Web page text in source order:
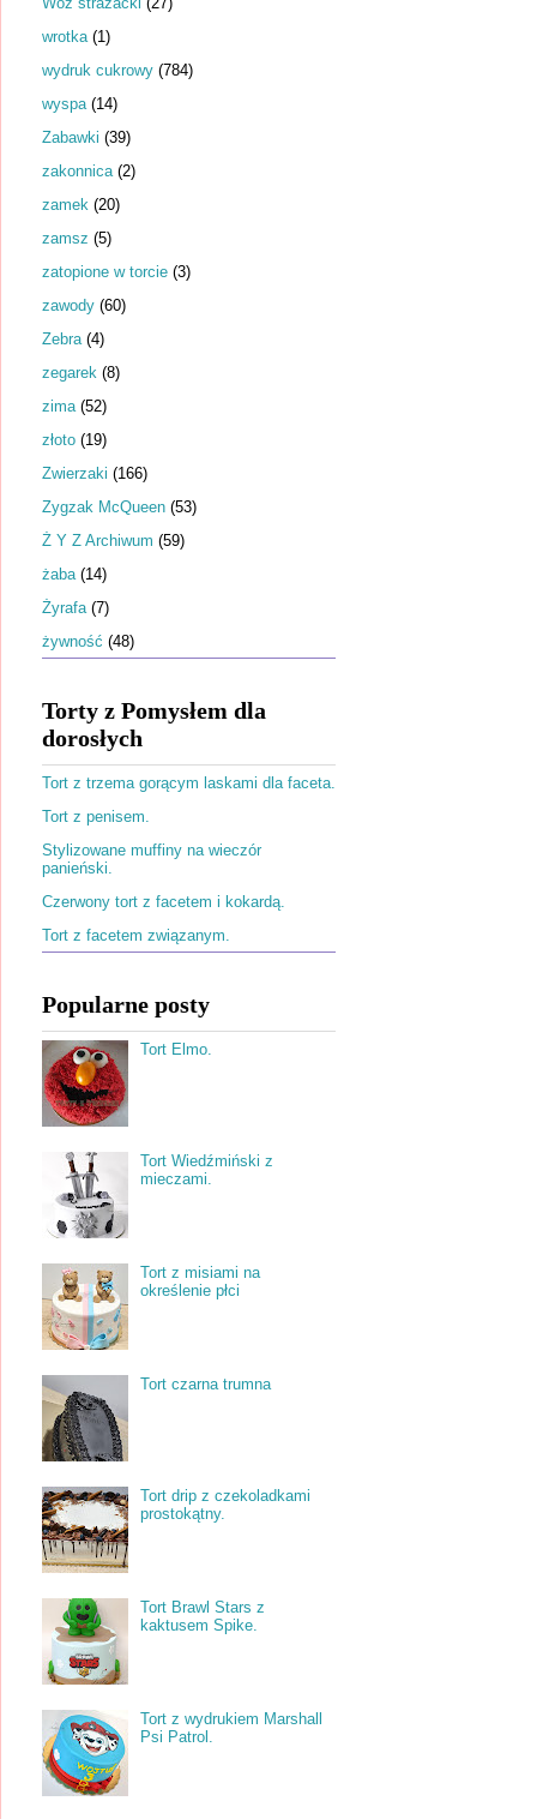
wrotka (1)
wydruk cukrowy (784)
wyspa (14)
Zabawki (39)
zakonnica (2)
zamek (20)
zamsz (5)
zatopione w torcie (3)
zawody (60)
Zebra (4)
zegarek (8)
zima (52)
złoto (19)
Zwierzaki (166)
Zygzak McQueen (53)
Ż Y Z Archiwum (59)
żaba (14)
Żyrafa (7)
żywność (48)
Torty z Pomysłem dla
dorosłych
Tort z trzema gorącym laskami dla faceta.
Tort z penisem.
Stylizowane muffiny na wieczór
panieński.
Czerwony tort z facetem i kokardą.
Tort z facetem związanym.
Popularne posty
Tort Elmo.
Tort Wiedźmiński z
mieczami.
Tort z misiami na
określenie płci
Tort czarna trumna
Tort drip z czekoladkami
prostokątny.
Tort Brawl Stars z
kaktusem Spike.
Tort z wydrukiem Marshall
Psi Patrol.